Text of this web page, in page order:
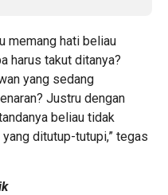
memang hati beliau
harus takut ditanya?
yang sedang
Justru dengan
beliau tidak
ditutup-tutupi,” tegas